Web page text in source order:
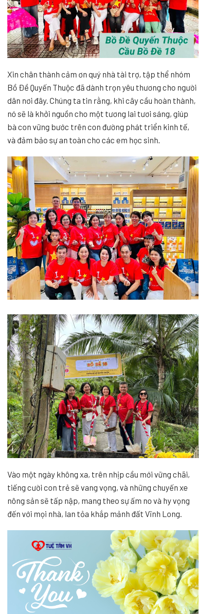
Xin chân thành cảm ơn quý nhà tài trợ, tập thể nhóm
Bồ Đề Quyến Thuộc đã dành trọn yêu thương cho người
dân nơi đây. Chúng ta tin rằng, khi cây cầu hoàn thành,
nó sẽ là khởi nguồn cho một tương lai tươi sáng, giúp
bà con vững bước trên con đường phát triển kinh tế,
và đảm bảo sự an toàn cho các em học sinh.
Vào một ngày không xa, trên nhịp cầu mới vững chãi,
tiếng cười con trẻ sẽ vang vọng, và những chuyến xe
nông sản sẽ tấp nập, mang theo sự ấm no và hy vọng
đến với mọi nhà, lan tỏa khắp mảnh đất Vĩnh Long.